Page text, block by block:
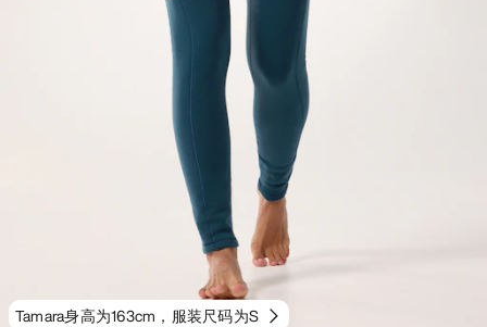
Tamara身高为163cm，服装尺码为S